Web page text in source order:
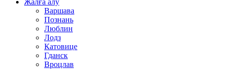
Варшава
Познань
Люблин
Лодз
Катовице
Гданск
Вроцлав